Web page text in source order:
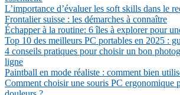
L’importance d’évaluer les soft skills dans le
Frontalier suisse : les démarches à connaître
Échapper à la routine: 6 îles à explorer pour
Top 10 des meilleurs PC portables en 2025 :
4 conseils pratiques pour choisir un bon
ligne
Paintball en mode réaliste : comment bien
Comment choisir une souris PC ergonomique